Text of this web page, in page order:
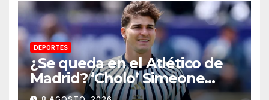
DEPORTES
¿Se queda en el Atlético de
Madrid? ‘Cholo’ Simeone
responde contundente sobre